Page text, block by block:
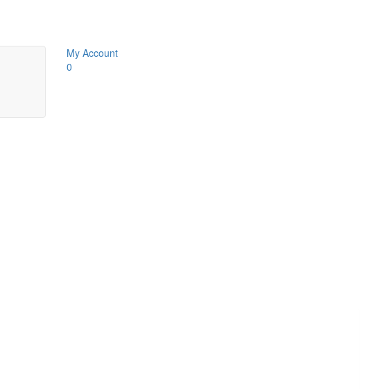
My Account
0